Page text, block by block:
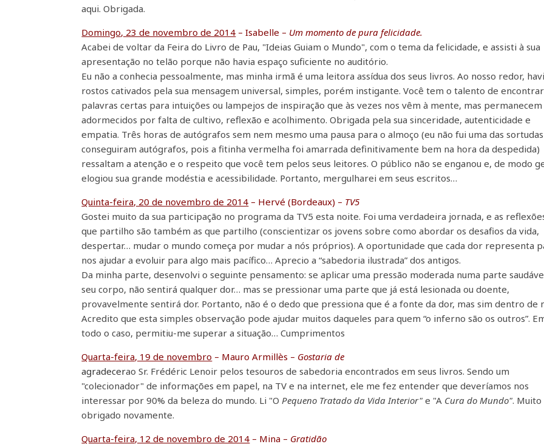
aqui. Obrigada.
Domingo, 23 de novembro de 2014 – Isabelle – Um momento de pura felicidade.
Acabei de voltar da Feira do Livro de Pau, "Ideias Guiam o Mundo", com o tema da felicidade, e assisti à sua
apresentação no telão porque não havia espaço suficiente no auditório.
Eu não a conhecia pessoalmente, mas minha irmã é uma leitora assídua dos seus livros. Ao nosso redor,
rostos cativados pela sua mensagem universal, simples, porém instigante. Você tem o talento de
palavras certas para intuições ou lampejos de inspiração que às vezes nos vêm à mente, mas permanecem
adormecidos por falta de cultivo, reflexão e acolhimento. Obrigada pela sua sinceridade, autenticidade e
empatia. Três horas de autógrafos sem nem mesmo uma pausa para o almoço (eu não fui uma das
conseguiram autógrafos, pois a fitinha vermelha foi amarrada definitivamente bem na hora da despedida)
ressaltam a atenção e o respeito que você tem pelos seus leitores. O público não se enganou e, de modo
elogiou sua grande modéstia e acessibilidade. Portanto, mergulharei em seus escritos…
Quinta-feira, 20 de novembro de 2014 – Hervé (Bordeaux) – TV5
Gostei muito da sua participação no programa da TV5 esta noite. Foi uma verdadeira jornada, e as
que partilho são também as que partilho (conscientizar os jovens sobre como abordar os desafios da vida,
despertar… mudar o mundo começa por mudar a nós próprios). A oportunidade que cada dor representa
nos ajudar a evoluir para algo mais pacífico… Aprecio a “sabedoria ilustrada” dos antigos.
Da minha parte, desenvolvi o seguinte pensamento: se aplicar uma pressão moderada numa parte
seu corpo, não sentirá qualquer dor… mas se pressionar uma parte que já está lesionada ou doente,
provavelmente sentirá dor. Portanto, não é o dedo que pressiona que é a fonte da dor, mas sim dentro de
Acredito que esta simples observação pode ajudar muitos daqueles para quem “o inferno são os outros”.
todo o caso, permitiu-me superar a situação… Cumprimentos
Quarta-feira, 19 de novembro – Mauro Armillès – Gostaria de
agradecerao Sr. Frédéric Lenoir pelos tesouros de sabedoria encontrados em seus livros. Sendo um
"colecionador" de informações em papel, na TV e na internet, ele me fez entender que deveríamos nos
interessar por 90% da beleza do mundo. Li "OPequeno Tratado da Vida Interior" e "A Cura do Mundo". Muito
obrigado novamente.
Quarta-feira, 12 de novembro de 2014 – Mina – Gratidão